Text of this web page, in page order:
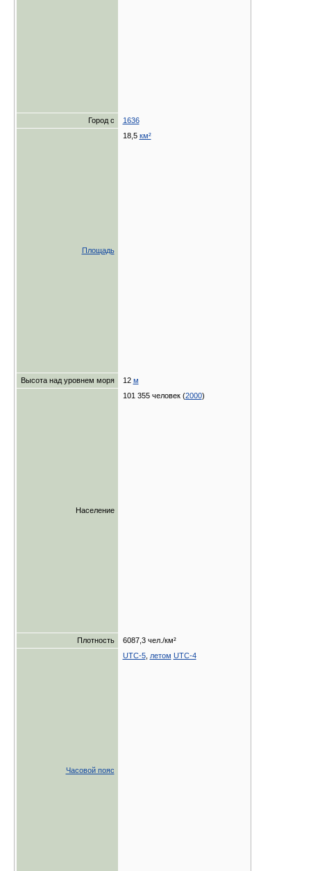
Город с 1636
Площадь
18,5 км²
Высота над уровнем моря 12 м
Население
101 355 человек (2000)
Плотность 6087,3 чел./км²
Часовой пояс
UTC-5, летом UTC-4